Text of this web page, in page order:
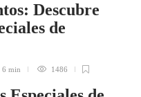
Descubre
de
6 min 1486